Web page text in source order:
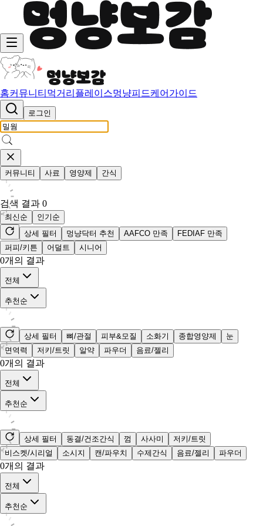
홈커뮤니티 먹거리 플레이스멍냥피드케어가이드
로그인
커뮤니티 사료 영양제 간식
검색 결과 0
최신순
인기순
상세 필터
멍냥닥터 추천 AAFCO 만족
FEDIAF 만족
퍼피/키튼
어덜트 시니어
0개의 결과
전체
추천순
상세 필터 뼈/관절 피부&모질 소화기 종합영양제
눈
면역력
저키/트릿 알약 파우더 음료/젤리
0개의 결과
전체
추천순
상세 필터 동결/건조간식 껌 사사미
저키/트릿
비스켓/시리얼
소시지 캔/파우치 수제간식 음료/젤리 파우더
0개의 결과
전체
추천순